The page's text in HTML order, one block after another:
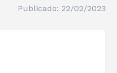
Publicado: 22/02/2023